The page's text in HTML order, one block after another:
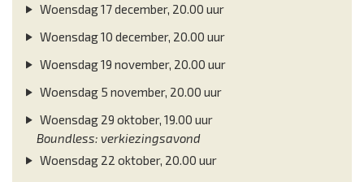
Woensdag 17 december, 20.00 uur
Woensdag 10 december, 20.00 uur
Woensdag 19 november, 20.00 uur
Woensdag 5 november, 20.00 uur
Woensdag 29 oktober, 19.00 uur
Boundless: verkiezingsavond
Woensdag 22 oktober, 20.00 uur